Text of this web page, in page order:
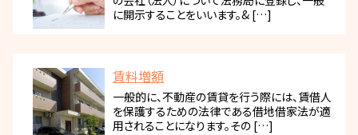
に開示することをいいます。& […]
賃料増額
一般的に、不動産の賃貸を行う際には、賃借人
を保護するための法律である借地借家法が適
用されることになります。その […]